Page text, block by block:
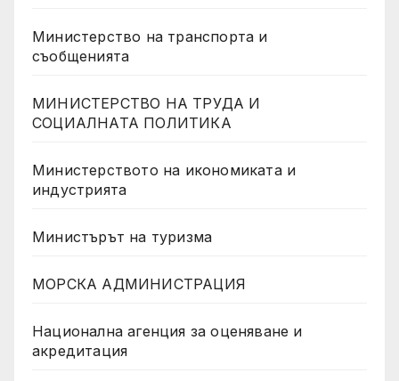
Министерство на транспорта и
съобщенията
МИНИСТЕРСТВО НА ТРУДА И
СОЦИАЛНАТА ПОЛИТИКА
Министерството на икономиката и
индустрията
Министърът на туризма
МОРСКА АДМИНИСТРАЦИЯ
Национална агенция за оценяване и
акредитация